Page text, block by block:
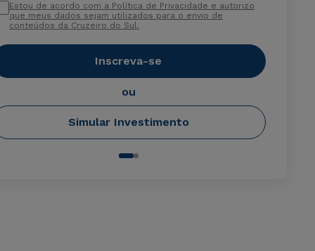
Estou de acordo com a Política de Privacidade e autorizo
que meus dados sejam utilizados para o envio de
conteúdos da Cruzeiro do Sul.
Inscreva-se
ou
Simular Investimento